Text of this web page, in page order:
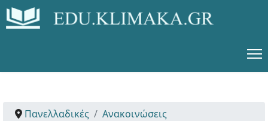
Πανελλαδικές
Ανακοινώσεις